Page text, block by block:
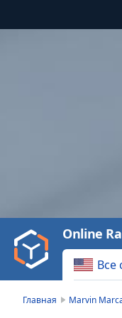
Video
Play
Backward
Skip
Все
Online
Главная Marvin